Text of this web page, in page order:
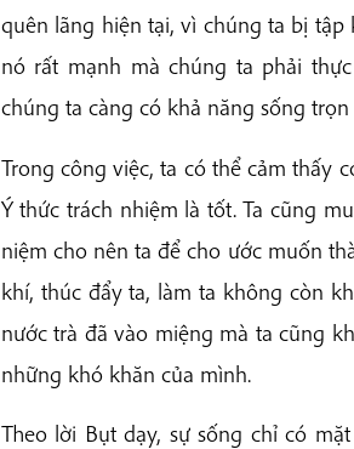
quên lãng hiện tại, vì chúng ta bị
nó rất mạnh mà chúng ta phải
chúng ta càng có khả năng sống
Trong công việc, ta có thể cảm thấy
Ý thức trách nhiệm là tốt. Ta cũng
niệm cho nên ta để cho ước muốn
khí, thúc đẩy ta, làm ta không còn
nước trà đã vào miệng mà ta cũng
những khó khăn của mình.
Theo lời Bụt dạy, sự sống chỉ có